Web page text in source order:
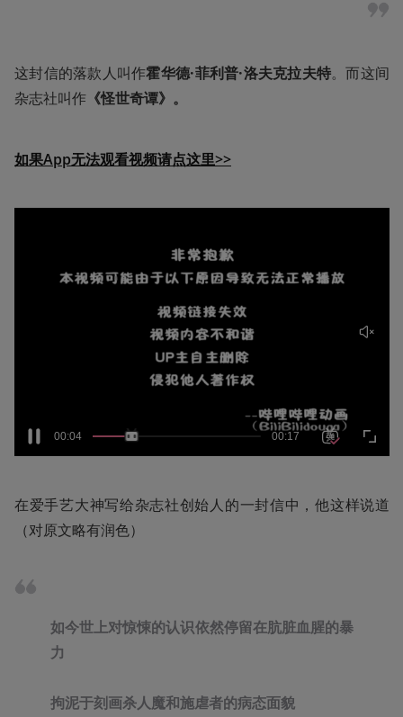
这封信的落款人叫作霍华德·菲利普·洛夫克拉夫特。而这间
杂志社叫作 《怪世奇谭》。
如果App无法观看视频请点这里>>
在爱手艺大神写给杂志社创始人的一封信中，他这样说道
（对原文略有润色）
如今世上对惊悚的认识依然停留在肮脏血腥的暴
力
拘泥于刻画杀人魔和施虐者的病态面貌